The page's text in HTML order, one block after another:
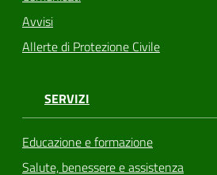
Avvisi
Allerte di Protezione Civile
SERVIZI
Educazione e formazione
Salute, benessere e assistenza